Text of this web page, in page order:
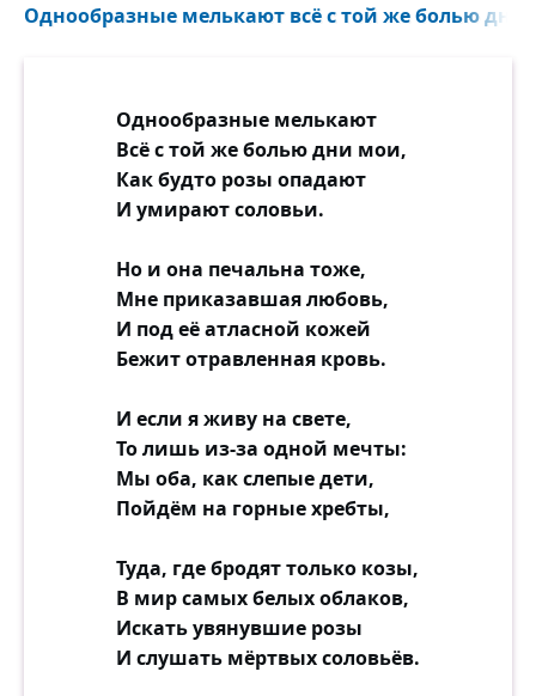
Однообразные мелькают всё с той же болью дни
Однообразные мелькают
Всё с той же болью дни мои,
Как будто розы опадают
И умирают соловьи.
Но и она печальна тоже,
Мне приказавшая любовь,
И под её атласной кожей
Бежит отравленная кровь.
И если я живу на свете,
То лишь из-за одной мечты:
Мы оба, как слепые дети,
Пойдём на горные хребты,
Туда, где бродят только козы,
В мир самых белых облаков,
Искать увянувшие розы
И слушать мёртвых соловьёв.